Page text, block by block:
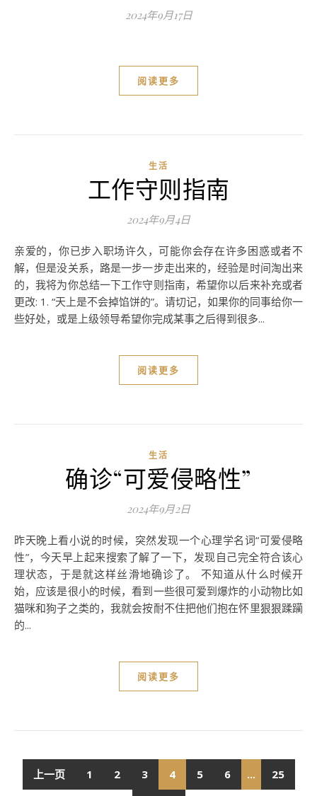
2024年9月17日
阅读更多
生活
工作守则指南
2024年9月4日
亲爱的，你已步入职场许久，可能你会存在许多困惑或者不
解，但是没关系，路是一步一步走出来的，经验是时间淘出来
的，我将为你总结一下工作守则指南，希望你以后来补充或者
更改: 1. “天上是不会掉馅饼的”。请切记，如果你的同事给你一
些好处，或是上级领导希望你完成某事之后得到很多...
阅读更多
生活
确诊“可爱侵略性”
2024年9月2日
昨天晚上看小说的时候，突然发现一个心理学名词“可爱侵略
性”，今天早上起来搜索了解了一下，发现自己完全符合该心
理状态，于是就这样丝滑地确诊了。 不知道从什么时候开
始，应该是很小的时候，看到一些很可爱到爆炸的小动物比如
猫咪和狗子之类的，我就会按耐不住把他们抱在怀里狠狠蹂躏
的...
阅读更多
上一页 1 2 3 4 5 6 ... 25